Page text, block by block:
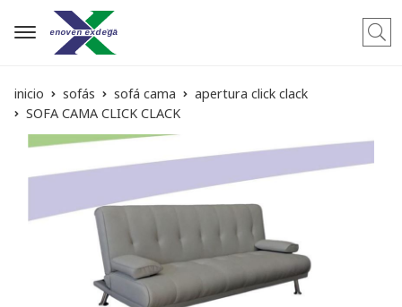
inicio sofás sofá cama
apertura click clack
SOFA CAMA CLICK CLACK